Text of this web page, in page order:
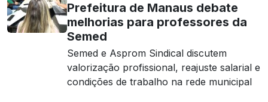
Prefeitura de Manaus debate
melhorias para professores da
Semed
Semed e Asprom Sindical discutem
valorização profissional, reajuste salarial e
condições de trabalho na rede municipal